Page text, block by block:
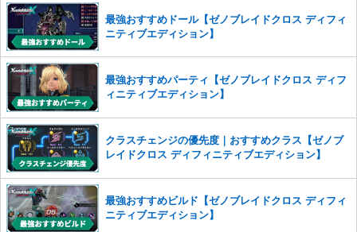
った場合は、法的措置をとらせていただく場合もございますので、あら
かじめご理解くださいませ。最強おすすめドール【ゼノブレイドクロス ディフィ
ニティブエディション】
最強おすすめパーティ【ゼノブレイドクロス ディフ
ィニティブエディション】
クラスチェンジの優先度｜おすすめクラス【ゼノブ
レイドクロス ディフィニティブエディション】
最強おすすめビルド【ゼノブレイドクロス ディフィ
ニティブエディション】